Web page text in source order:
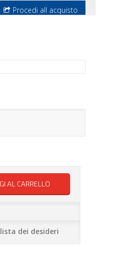
Procedi all acquisto
AL CARRELLO
dei desideri